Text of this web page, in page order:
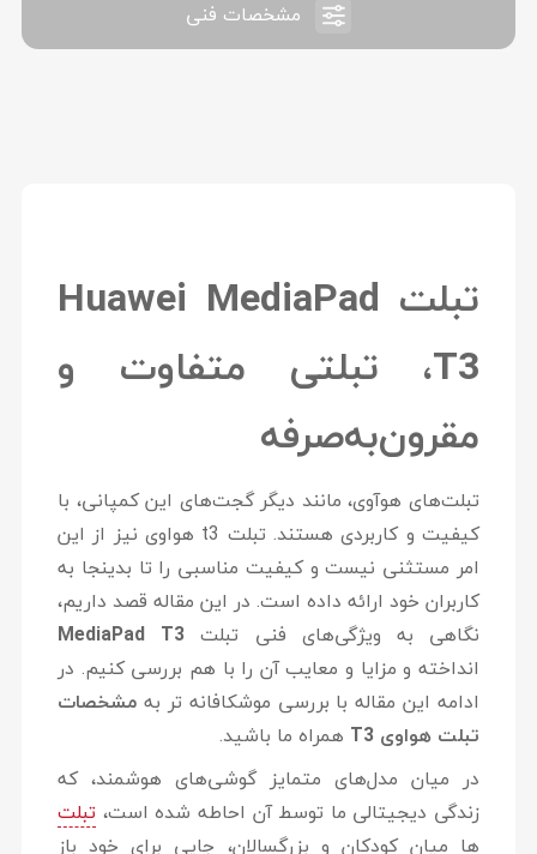
مشخصات فنی
تبلت Huawei MediaPad
T3، تبلتی متفاوت و
مقرون‌به‌صرفه
تبلت‌های هوآوی، مانند دیگر گجت‌های این کمپانی، با
کیفیت و کاربردی هستند. تبلت t3 هواوی نیز از این
امر مستثنی نیست و کیفیت مناسبی را تا بدینجا به
کاربران خود ارائه داده است. در این مقاله قصد داریم،
نگاهی به ویژگی‌های فنی تبلت MediaPad T3
انداخته و مزایا و معایب آن را با هم بررسی کنیم. در
ادامه این مقاله با بررسی موشکافانه تر بهمشخصات
تبلت هواوی T3
همراه ما باشید.
در میان مدل‌های متمایز گوشی‌های هوشمند، که
زندگی دیجیتالی ما توسط آن احاطه شده است،تبلت
‌ها میان کودکان و بزرگسالان، جایی برای خود باز